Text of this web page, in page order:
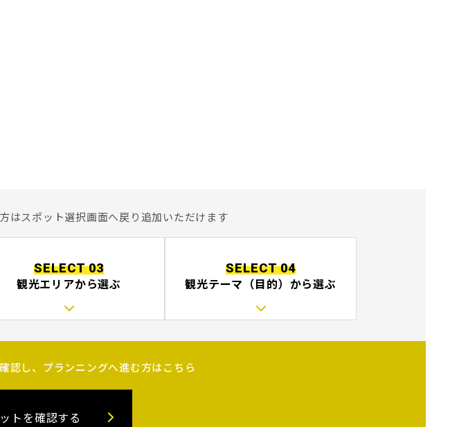
はスポット選択画面へ戻り追加いただけます
SELECT 03
観光エリアから選ぶ
SELECT 04
観光テーマ（目的） から選ぶ
認し、プランニングへ進む方はこちら
トを確認する